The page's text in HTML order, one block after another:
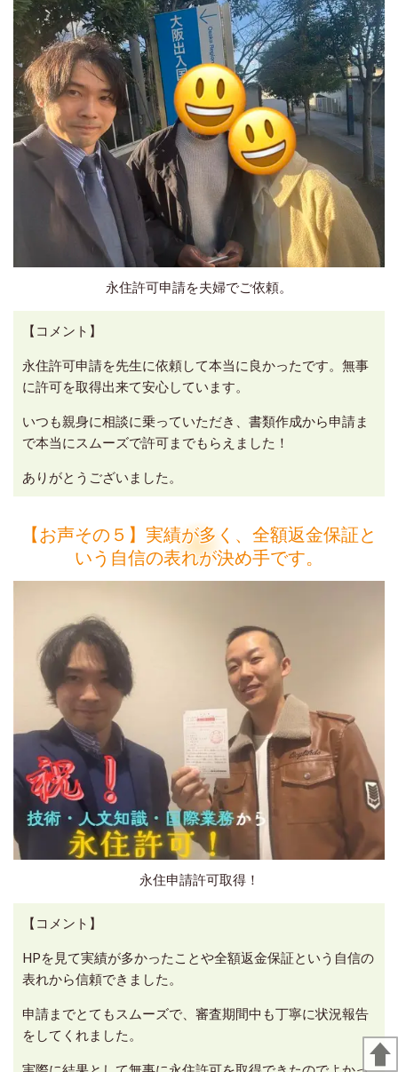
永住許可申請を夫婦でご依頼。
【コメント】
永住許可申請を先生に依頼して本当に良かったです。無事
に許可を取得出来て安心しています。
いつも親身に相談に乗っていただき、書類作成から申請ま
で本当にスムーズで許可までもらえました！
ありがとうございました。
【お声その５】実績が多く、全額返金保証と
いう自信の表れが決め手です。
永住申請許可取得！
【コメント】
HPを見て実績が多かったことや全額返金保証という自信の
表れから信頼できました。
申請までとてもスムーズで、審査期間中も丁寧に状況報告
をしてくれました。